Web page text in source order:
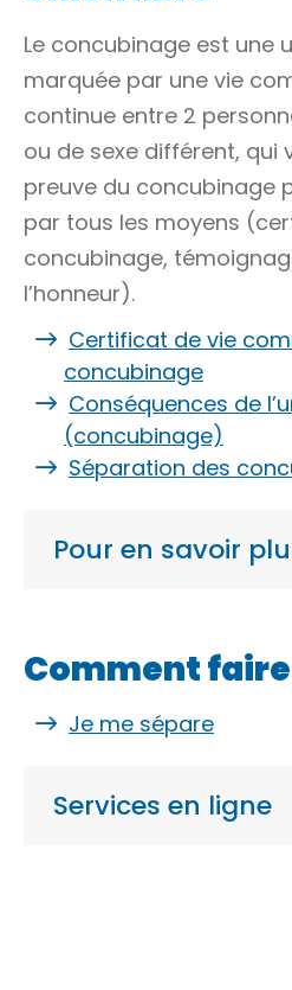
Le concubinage est une
marquée par une vie
continue entre 2
ou de sexe différent, qui
preuve du concubinage
par tous les moyens
concubinage,
l’honneur).
Certificat de vie
concubinage
Conséquences de
(concubinage)
Séparation des
Pour en savoir
Comment
Je me sépare
Services en ligne